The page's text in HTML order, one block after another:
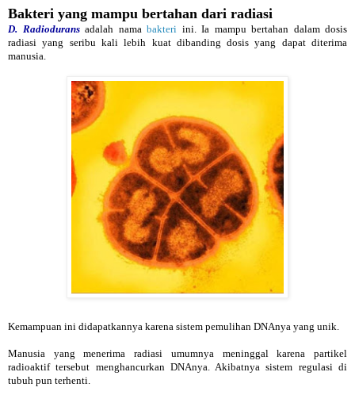
Bakteri yang mampu bertahan dari radiasi
D. Radioduransadalah nama bakteri ini. Ia mampu bertahan dalam dosis
radiasi yang seribu kali lebih kuat dibanding dosis yang dapat diterima
manusia.
Kemampuan ini didapatkannya karena sistem pemulihan DNAnya yang unik.
Manusia yang menerima radiasi umumnya meninggal karena partikel
radioaktif tersebut menghancurkan DNAnya. Akibatnya sistem regulasi di
tubuh pun terhenti.